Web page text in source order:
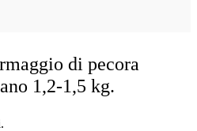
di pecora
1,2-1,5 kg.